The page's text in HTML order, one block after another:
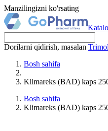
Manzilingizni ko'rsating
Dorilarni qidirish, masalan Trimol
Bosh sahifa
Klimareks (BAD) kaps
Bosh sahifa
Klimareks (BAD) kaps